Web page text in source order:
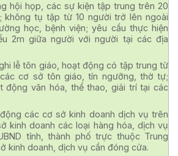
hội họp, các sự kiện tập trung trên 20
không tụ tập từ 10 người trở lên ngoài
học, bệnh viện; yêu cầu thực hiện
2m giữa người với người tại các địa
lễ tôn giáo, hoạt động có tập trung từ
cơ sở tôn giáo, tín ngưỡng, thờ tự;
động văn hóa, thể thao, giải trí tại các
các cơ sở kinh doanh dịch vụ trên
kinh doanh các loại hàng hóa, dịch vụ
tỉnh, thành phố trực thuộc Trung
kinh doanh, dịch vụ cần đóng cửa.